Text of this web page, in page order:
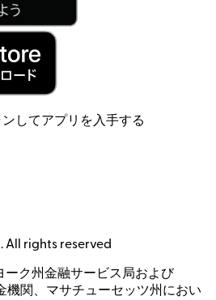
してアプリを入手する
All rights reserved
ーク州金融サービス局および
機関、マサチューセッツ州におい